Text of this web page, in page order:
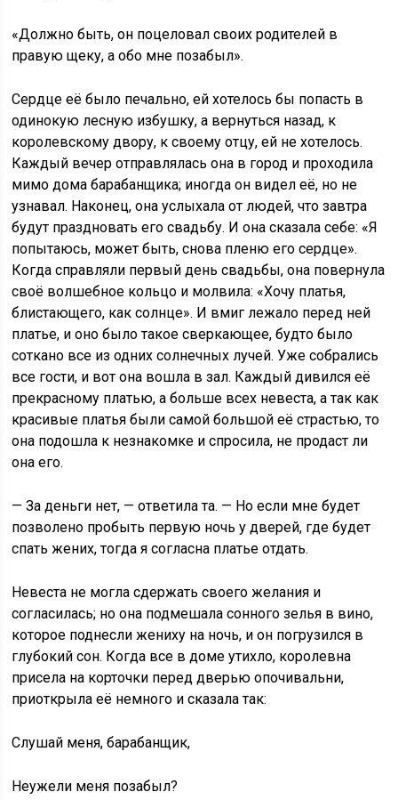
«Должно быть, он поцеловал своих родителей в
правую щеку, а обо мне позабыл».
Сердце её было печально, ей хотелось бы попасть в
одинокую лесную избушку, а вернуться назад, к
королевскому двору, к своему отцу, ей не хотелось.
Каждый вечер отправлялась она в город и проходила
мимо дома барабанщика; иногда он видел её, но не
узнавал. Наконец, она услыхала от людей, что завтра
будут праздновать его свадьбу. И она сказала себе: «Я
попытаюсь, может быть, снова пленю его сердце».
Когда справляли первый день свадьбы, она повернула
своё волшебное кольцо и молвила: «Хочу платья,
блистающего, как солнце». И вмиг лежало перед ней
платье, и оно было такое сверкающее, будто было
соткано все из одних солнечных лучей. Уже собрались
все гости, и вот она вошла в зал. Каждый дивился её
прекрасному платью, а больше всех невеста, а так как
красивые платья были самой большой её страстью, то
она подошла к незнакомке и спросила, не продаст ли
она его.
— За деньги нет, — ответила та. — Но если мне будет
позволено пробыть первую ночь у дверей, где будет
спать жених, тогда я согласна платье отдать.
Невеста не могла сдержать своего желания и
согласилась; но она подмешала сонного зелья в вино,
которое поднесли жениху на ночь, и он погрузился в
глубокий сон. Когда все в доме утихло, королевна
присела на корточки перед дверью опочивальни,
приоткрыла её немного и сказала так:
Слушай меня, барабанщик,
Неужели меня позабыл?